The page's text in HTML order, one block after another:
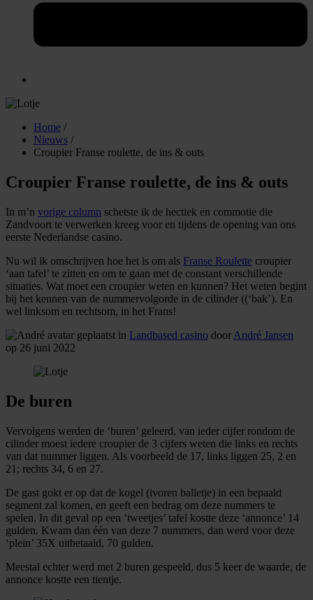
Home /
Nieuws /
Croupier Franse roulette, de ins & outs
Croupier Franse roulette, de ins & outs
In m’n vorige column schetste ik de hectiek en commotie die
Zandvoort te verwerken kreeg voor en tijdens de opening van ons
eerste Nederlandse casino.
Nu wil ik omschrijven hoe het is om als Franse Roulette croupier
‘aan tafel’ te zitten en om te gaan met de constant verschillende
situaties. Wat moet een croupier weten en kunnen? Het weten begint
bij het kennen van de nummervolgorde in de cilinder ((‘bak’). En
wel linksom en rechtsom, in het Frans!
geplaatst in Landbased casino door André Jansen
op 26 juni 2022
De buren
Vervolgens werden de ‘buren’ geleerd, van ieder cijfer rondom de
cilinder moest iedere croupier de 3 cijfers weten die links en rechts
van dat nummer liggen. Als voorbeeld de 17, links liggen 25, 2 en
21; rechts 34, 6 en 27.
De gast gokt er op dat de kogel (ivoren balletje) in een bepaald
segment zal komen, en geeft een bedrag om deze nummers te
spelen. In dit geval op een ‘tweetjes’ tafel kostte deze ‘annonce’ 14
gulden. Kwam dan één van deze 7 nummers, dan werd voor deze
‘plein’ 35X uitbetaald, 70 gulden.
Meestal echter werd met 2 buren gespeeld, dus 5 keer de waarde, de
annonce kostte een tientje.